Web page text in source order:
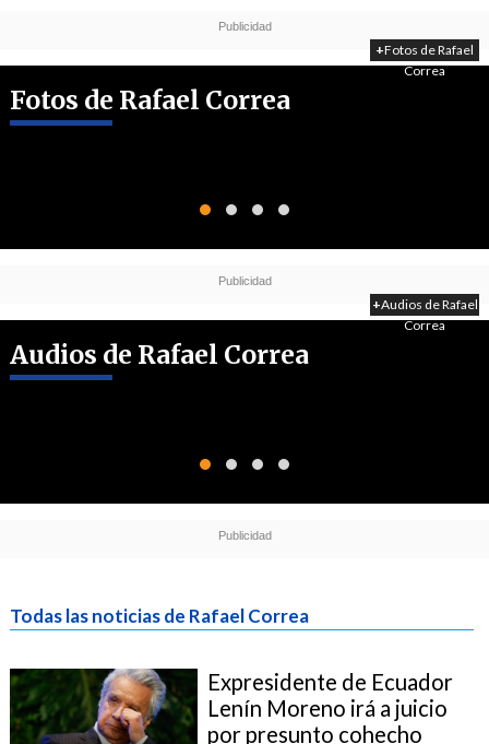
Fotos de Rafael Correa
+Fotos de Rafael
Correa
Audios de Rafael Correa
+Audios de Rafael
Correa
Todas las noticias de Rafael Correa
Expresidente de Ecuador
Lenín Moreno irá a juicio
por presunto cohecho